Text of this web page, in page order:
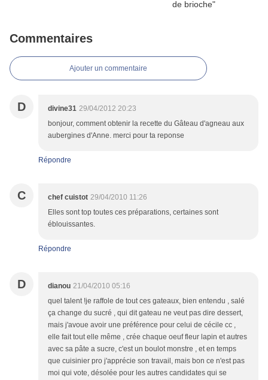
Commentaires
Ajouter un commentaire
D divine31 29/04/2012 20:23
bonjour, comment obtenir la recette du Gâteau d'agneau aux
aubergines d'Anne. merci pour ta reponse
Répondre
C chef cuistot 29/04/2010 11:26
Elles sont top toutes ces préparations, certaines sont
éblouissantes.
Répondre
D dianou 21/04/2010 05:16
quel talent !je raffole de tout ces gateaux, bien entendu , salé
ça change du sucré , qui dit gateau ne veut pas dire dessert,
mais j'avoue avoir une préférence pour celui de cécile cc ,
elle fait tout elle même , crée chaque oeuf fleur lapin et autres
avec sa pâte a sucre, c'est un boulot monstre , et en temps
que cuisinier pro j'apprécie son travail, mais bon ce n'est pas
moi qui vote, désolée pour les autres candidates qui se